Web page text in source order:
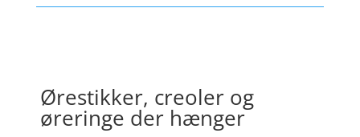
Ørestikker, creoler og
øreringe der hænger